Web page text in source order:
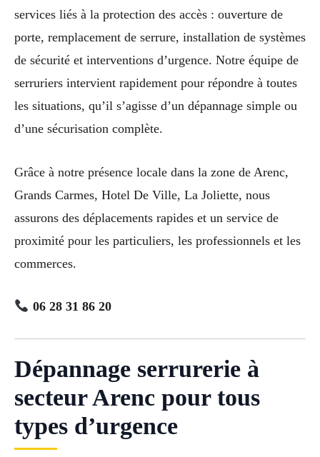
services liés à la protection des accès : ouverture de
porte, remplacement de serrure, installation de systèmes
de sécurité et interventions d’urgence. Notre équipe de
serruriers intervient rapidement pour répondre à toutes
les situations, qu’il s’agisse d’un dépannage simple ou
d’une sécurisation complète.
Grâce à notre présence locale dans la zone de Arenc,
Grands Carmes, Hotel De Ville, La Joliette, nous
assurons des déplacements rapides et un service de
proximité pour les particuliers, les professionnels et les
commerces.
06 28 31 86 20
Dépannage serrurerie à
secteur Arenc pour tous
types d’urgence